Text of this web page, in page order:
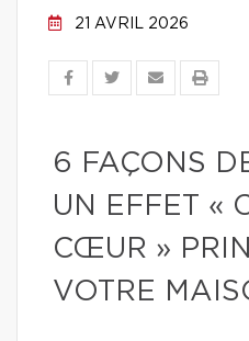
21 AVRIL 2026
6 FAÇONS
UN EFFET «
CŒUR »
VOTRE